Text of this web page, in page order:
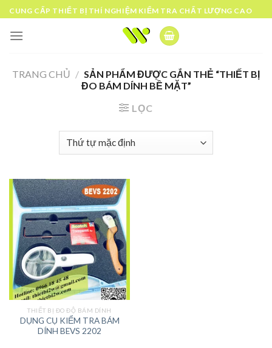
Skip
to
content
CUNG CẤP THIẾT BỊ THÍ NGHIỆM KIỂM TRA CHẤT LƯỢNG CAO
TRANG CHỦ / SẢN PHẨM ĐƯỢC GẮN THẺ “THIẾT BỊ
ĐO BÁM DÍNH BỀ MẶT”
LỌC
THIẾT BỊ ĐO ĐỘ BÁM DÍNH
DỤNG CỤ KIỂM TRA BÁM
DÍNH BEVS 2202